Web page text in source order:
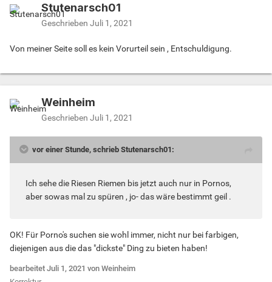
Stutenarsch01
Geschrieben Juli 1, 2021
Von meiner Seite soll es kein Vorurteil sein , Entschuldigung.
Weinheim
Geschrieben Juli 1, 2021
vor einer Stunde, schrieb Stutenarsch01:
Ich sehe die Riesen Riemen bis jetzt auch nur in Pornos,
aber sowas mal zu spüren , jo- das wäre bestimmt geil .
OK! Für Porno's suchen sie wohl immer, nicht nur bei farbigen,
diejenigen aus die das "dickste" Ding zu bieten haben!
bearbeitet Juli 1, 2021 von Weinheim